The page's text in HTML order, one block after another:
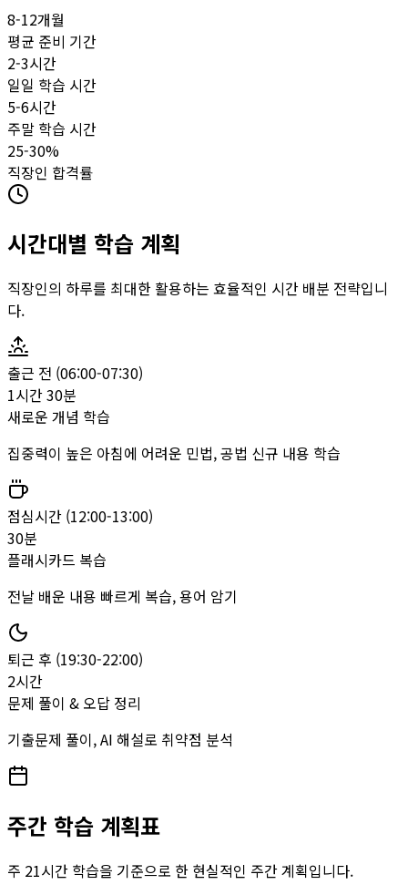
8-12개월
평균 준비 기간
2-3시간
일일 학습 시간
5-6시간
주말 학습 시간
25-30%
직장인 합격률
시간대별 학습 계획
직장인의 하루를 최대한 활용하는 효율적인 시간 배분 전략입니
다.
출근 전 (06:00-07:30)
1시간 30분
새로운 개념 학습
집중력이 높은 아침에 어려운 민법, 공법 신규 내용 학습
점심시간 (12:00-13:00)
30분
플래시카드 복습
전날 배운 내용 빠르게 복습, 용어 암기
퇴근 후 (19:30-22:00)
2시간
문제 풀이 & 오답 정리
기출문제 풀이, AI 해설로 취약점 분석
주간 학습 계획표
주 21시간 학습을 기준으로 한 현실적인 주간 계획입니다.